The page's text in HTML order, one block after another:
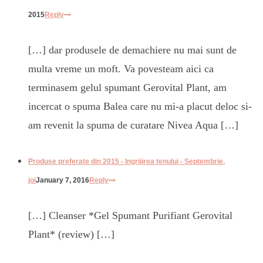
2015Reply
[…] dar produsele de demachiere nu mai sunt de
multa vreme un moft. Va povesteam aici ca
terminasem gelul spumant Gerovital Plant, am
incercat o spuma Balea care nu mi-a placut deloc si-
am revenit la spuma de curatare Nivea Aqua […]
Produse preferate din 2015 - Ingrijirea tenului - Septembrie,
joiJanuary 7, 2016Reply
[…] Cleanser *Gel Spumant Purifiant Gerovital
Plant* (review) […]